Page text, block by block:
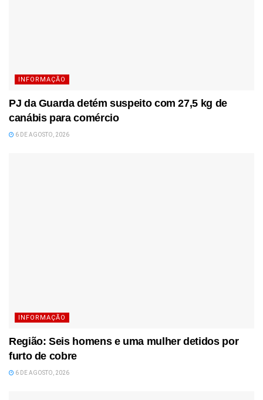
INFORMAÇÃO
PJ da Guarda detém suspeito com 27,5 kg de
canábis para comércio
6 DE AGOSTO, 2026
INFORMAÇÃO
Região: Seis homens e uma mulher detidos por
furto de cobre
6 DE AGOSTO, 2026